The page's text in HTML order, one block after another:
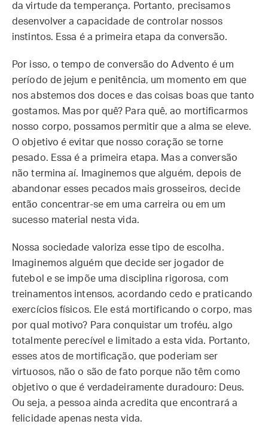
da virtude da temperança. Portanto, precisamos
desenvolver a capacidade de controlar nossos
instintos. Essa é a primeira etapa da conversão.
Por isso, o tempo de conversão do Advento é um
período de jejum e penitência, um momento em que
nos abstemos dos doces e das coisas boas que tanto
gostamos. Mas por quê? Para quê, ao mortificarmos
nosso corpo, possamos permitir que a alma se eleve.
O objetivo é evitar que nosso coração se torne
pesado. Essa é a primeira etapa. Mas a conversão
não termina aí. Imaginemos que alguém, depois de
abandonar esses pecados mais grosseiros, decide
então concentrar-se em uma carreira ou em um
sucesso material nesta vida.
Nossa sociedade valoriza esse tipo de escolha.
Imaginemos alguém que decide ser jogador de
futebol e se impõe uma disciplina rigorosa, com
treinamentos intensos, acordando cedo e praticando
exercícios físicos. Ele está mortificando o corpo, mas
por qual motivo? Para conquistar um troféu, algo
totalmente perecível e limitado a esta vida. Portanto,
esses atos de mortificação, que poderiam ser
virtuosos, não o são de fato porque não têm como
objetivo o que é verdadeiramente duradouro: Deus.
Ou seja, a pessoa ainda acredita que encontrará a
felicidade apenas nesta vida.